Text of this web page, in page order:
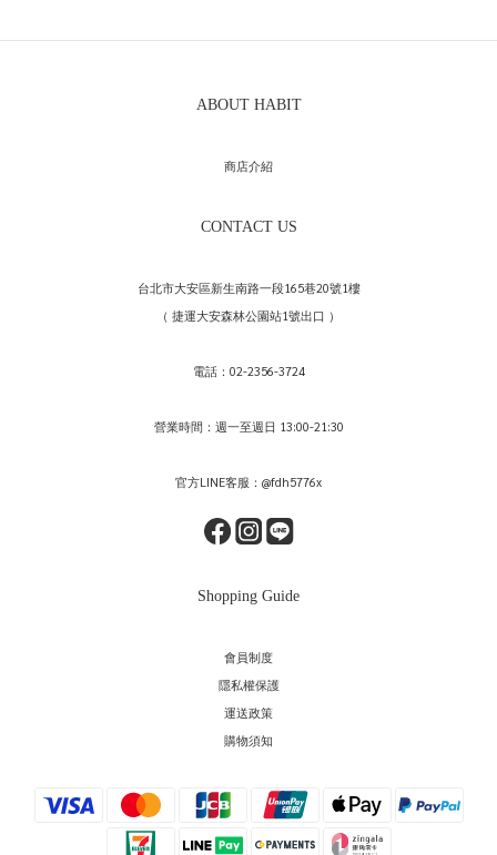
ABOUT HABIT
商店介紹
CONTACT US
台北市大安區新生南路一段165巷20號1樓
（ 捷運大安森林公園站1號出口 ）
電話：02-2356-3724
營業時間：週一至週日 13:00-21:30
官方LINE客服：@fdh5776x
Shopping Guide
會員制度
隱私權保護
運送政策
購物須知